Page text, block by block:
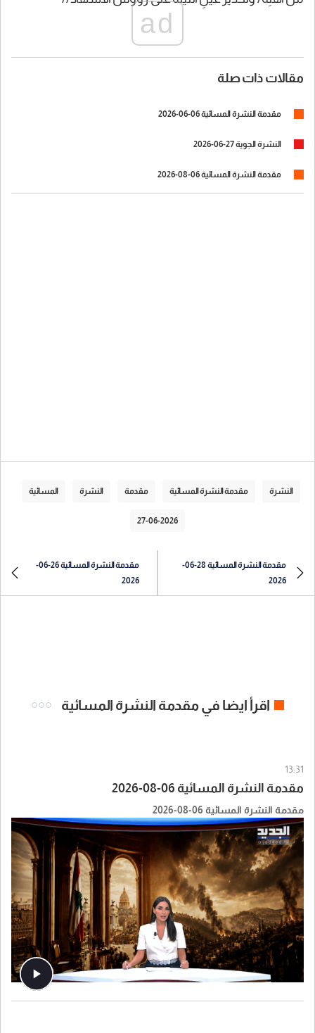
ad
مقالات ذات صلة
مقدمة النشرة المسائية 06-06-2026
النشرة الجوية 27-06-2026
مقدمة النشرة المسائية 06-08-2026
النشرة مقدمة النشرة المسائية مقدمة النشرة المسائية
27-06-2026
مقدمة النشرة المسائية 28-06-
2026
مقدمة النشرة المسائية 26-06-
2026
اقرأ ايضا في مقدمة النشرة المسائية
13:31
مقدمة النشرة المسائية 06-08-2026
مقدمة النشرة المسائية 06-08-2026